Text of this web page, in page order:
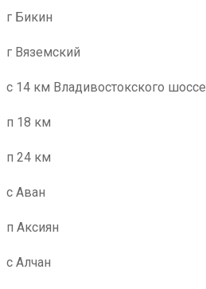
г Бикин
г Вяземский
с 14 км Владивостокского шоссе
п 18 км
п 24 км
с Аван
п Аксиян
с Алчан